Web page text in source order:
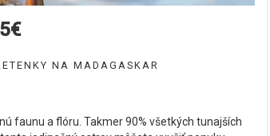
NA MADAGASKAR
faunu a flóru. Takmer 90% všetkých tunajších